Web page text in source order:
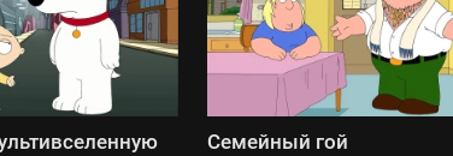
Семейный гой